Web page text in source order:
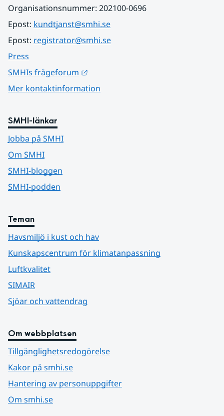
Organisationsnummer: 202100-0696
Epost: kundtjanst@smhi.se
Epost: registrator@smhi.se
Press
SMHIs frågeforum
Mer kontaktinformation
SMHI-länkar
Jobba på SMHI
Om SMHI
SMHI-bloggen
SMHI-podden
Teman
Havsmiljö i kust och hav
Kunskapscentrum för klimatanpassning
Luftkvalitet
SIMAIR
Sjöar och vattendrag
Om webbplatsen
Tillgänglighetsredogörelse
Kakor på smhi.se
Hantering av personuppgifter
Om smhi.se